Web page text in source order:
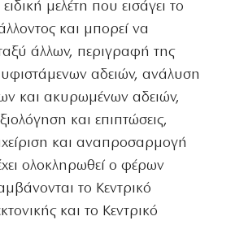
μελέτη που εισάγει το
και μπορεί να
άλλων, περιγραφή της
υφιστάμενων αδειών, ανάλυση
και ακυρωμένων αδειών,
και επιπτώσεις,
και αναπροσαρμογή
ολοκληρωθεί ο φέρων
το Κεντρικό
και το Κεντρικό